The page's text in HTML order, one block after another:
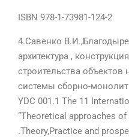
ISBN 978-1-73981-124-2
4.Савенко
архитектура ,
строительства объектов
системы сборно-
YDC 001.1 The 11
“Theoretical approaches
.Theory,Practice and